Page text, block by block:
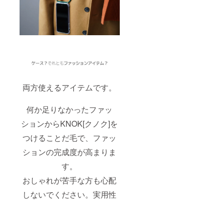
両方使えるアイテムです。
何か足りなかったファッ
ションからKNOK[クノク]を
つけることだ毛で、ファッ
ションの完成度が高まりま
す。
おしゃれが苦手な方も心配
しないでください。実用性